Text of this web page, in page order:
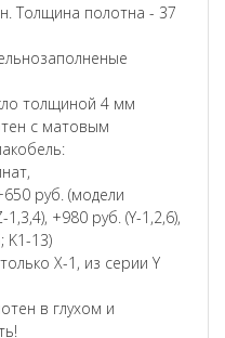
Толщина полотна - 37
толщиной 4 мм
с матовым
руб. (модели
+980 руб. (Y-1,2,6),
K1-13)
X-1, из серии Y
в глухом и